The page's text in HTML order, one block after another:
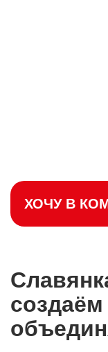
ХОЧУ В
создаём